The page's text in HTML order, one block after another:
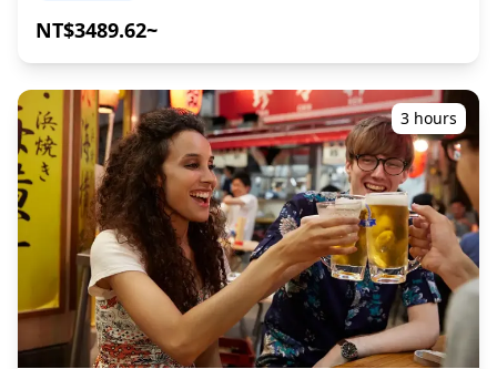
(https://assets.hldycdn.com/4a6bee8e-4de1-40ed-8d50-
846efa0e6668.jpg?w=1200&h=800&fit=crop&q=80)
體旅遊確保更個人化和真實的體驗 ◆費用包含 ・總共約6杯飲
2-3個地方——例如美食攤位、居酒屋或酒吧 ◆費用不包含 ・
酒店接送 ・小費 ・交通費用 ・旅遊費用不包含的額外飲品或
餐點 ・個人開銷或購物 ◆其他資訊 ・本次旅行的最多參加人
數為8人。 ・兒童必須由成人陪同。 ・僅向20歲及以上的參與
者提供酒精飲料（日本的法定飲酒年齡）。 ・請注意，餐點是
在與Holiday Travel分開的廚房準備的，因此我們無法保證無
過敏餐點或滿足飲食限制。 ◆宮城縣 – 美食與夜生活 仙台的
國分町是東北最大的夜生活區，擁有數千家居酒屋和酒吧。當
地人最喜歡的包括牛舌和笹かまぼこ（魚板），搭配清酒或精
釀啤酒享用。車站周圍，休閒酒吧歡迎旅客輕鬆暢飲。 在三陸
海岸，石卷和氣仙沼等城市設有以海鮮為主的居酒屋，而鹽竈
則以搭配優質清酒的壽司而聞名。即使在松島和鳴子溫泉等旅
遊景點，小型酒吧也提供舒適的飲酒機會。 有些地方可能不會
說英語，但在當地導遊的帶領下，您可以放鬆身心並享受。在
NT$3489.62~
3 hours